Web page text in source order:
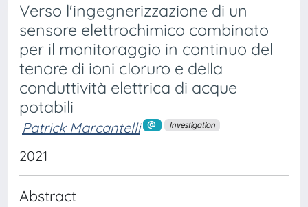
Verso l'ingegnerizzazione di un
sensore elettrochimico combinato
per il monitoraggio in continuo del
tenore di ioni cloruro e della
conduttività elettrica di acque
potabili
Patrick Marcantelli Investigation
2021
Abstract